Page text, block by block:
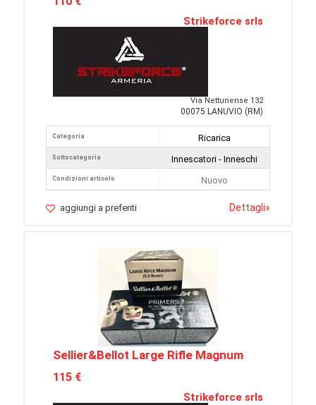
Strikeforce srls
Via Nettunense 132
00075 LANUVIO (RM)
Categoria
Sottocategoria
Condizioni articolo
Ricarica
Innescatori - Inneschi
Nuovo
aggiungi a preferiti Dettagli»
Sellier&Bellot Large Rifle Magnum
115 €
Strikeforce srls